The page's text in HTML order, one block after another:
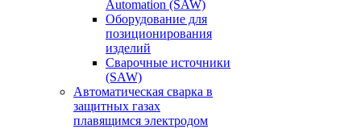
Automation (SAW)
Оборудование для
позиционирования
изделий
Сварочные источники
(SAW)
Автоматическая сварка в
защитных газах
плавящимся электродом